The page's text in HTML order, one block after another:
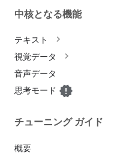
中核となる機能
テキスト
視覚データ
音声データ
思考モード
チューニング ガイド
概要